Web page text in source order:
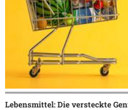
Lebensmittel: Die versteckte